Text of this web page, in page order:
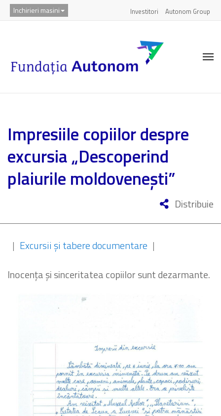
Inchirieri masini Investitori Autonom Group
Impresiile copiilor despre
excursia „Descoperind
plaiurile moldovenești”
Distribuie
| Excursii și tabere documentare |
Inocența și sinceritatea copiilor sunt dezarmante.